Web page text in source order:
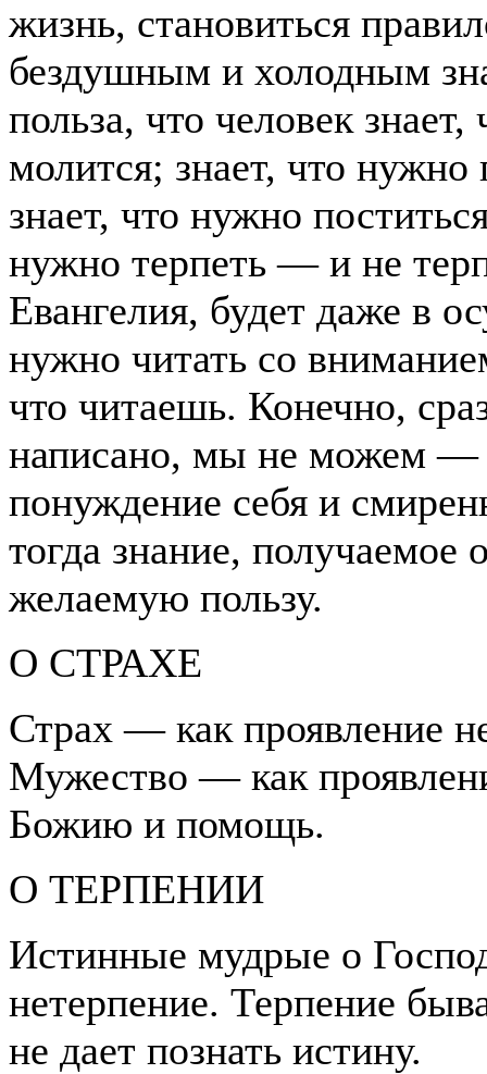
жизнь, становиться
бездушным и холодным
польза, что человек
молится; знает, что
знает, что нужно
нужно терпеть — и не
Евангелия, будет даже в
нужно читать со
что читаешь. Конечно,
написано, мы не можем —
понуждение себя и
тогда знание, получаемое
желаемую пользу.
О СТРАХЕ
Страх — как проявление
Мужество — как
Божию и помощь.
О ТЕРПЕНИИ
Истинные мудрые о
нетерпение. Терпение
не дает познать истину.